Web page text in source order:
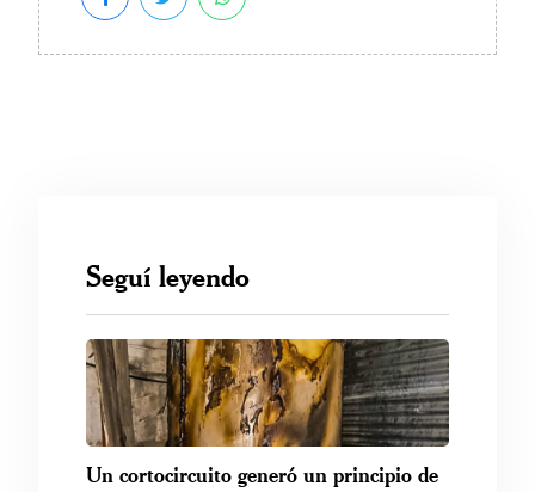
Seguí leyendo
Un cortocircuito generó un principio de